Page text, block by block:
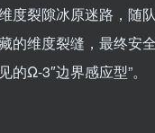
度裂隙冰原迷路，随
的维度裂缝，最终安
Ω-3″边界感应型”。